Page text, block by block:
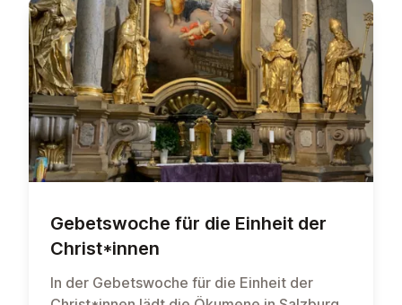
Ge­bets­wo­che für die Einheit der
Christ*innen
In der Gebetswoche für die Einheit der